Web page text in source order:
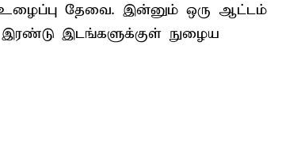
உழைப்பு தேவை. இன்னும் ஒரு ஆட்டம்
இரண்டு இடங்களுக்குள் நுழைய